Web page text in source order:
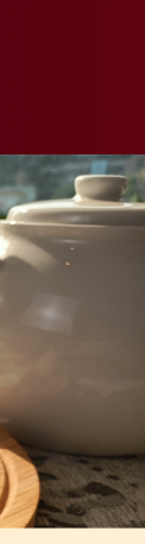
【限時促銷
【居家月子
【日常飲用
【家庭食養
【伴手送禮
【無禮盒自